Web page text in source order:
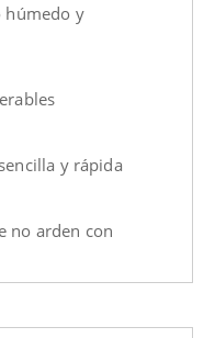
húmedo y
y rápida
no arden con